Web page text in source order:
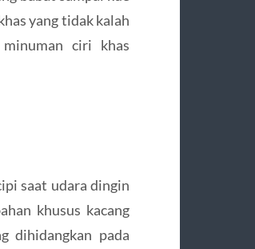
yang tidak kalah
ciri khas
saat udara dingin
khusus kacang
dihidangkan pada